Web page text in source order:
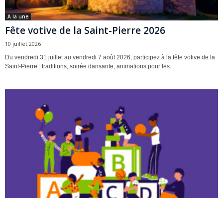
A la une
Fête votive de la Saint-Pierre 2026
10 juillet 2026
Du vendredi 31 juillet au vendredi 7 août 2026, participez à la fête votive de la
Saint-Pierre : traditions, soirée dansante, animations pour les...